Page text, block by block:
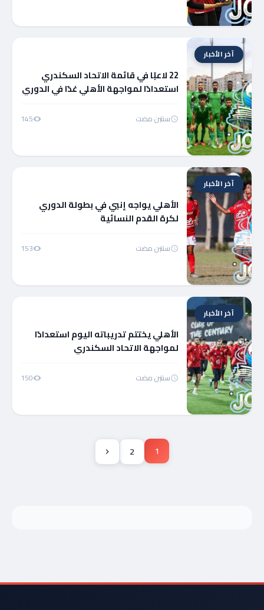
آخر الأخبار
22 لاعبًا في قائمة الاتحاد السكندري
استعدادًا لمواجهة الأهلي غدًا في الدوري
سنتين مضت 145
آخر الأخبار
الأهلي يواجه إنبي في بطولة الدوري
لكرة القدم النسائية
سنتين مضت 153
آخر الأخبار
الأهلي يختتم تدريباته اليوم استعدادًا
لمواجهة الاتحاد ‏السكندري
سنتين مضت 150
1
2